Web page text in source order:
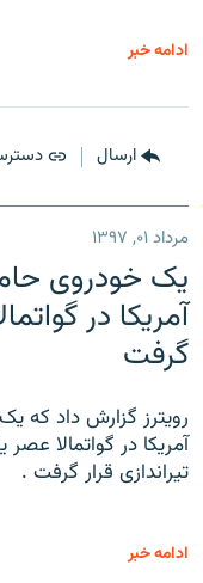
ادامه خبر
ارسال
مرداد ۰۱, ۱۳۹۷
یک خودروی
آمریکا در
گرفت
رویترز گزارش داد که
آمریکا در گواتمالا
تیراندازی قرار گرفت .
ادامه خبر